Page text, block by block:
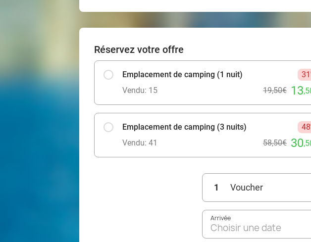
Réservez votre offre
Emplacement de camping (1 nuit)
Vendu: 15
19,50€ 13
Emplacement de camping (3 nuits)
Vendu: 41
58,50€ 30
1 Voucher
Arrivée
Choisir une date